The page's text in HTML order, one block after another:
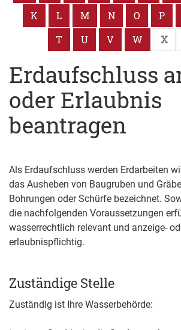
K
L M N O P
T
U V W X
Erdaufschluss
oder Erlaubnis
beantragen
Als Erdaufschluss werden Erdarbeiten
das Ausheben von Baugruben und
Bohrungen oder Schürfe bezeichnet.
die nachfolgenden Voraussetzungen
wasserrechtlich relevant und anzeige-
erlaubnispflichtig.
Zuständige Stelle
Zuständig ist Ihre Wasserbehörde: